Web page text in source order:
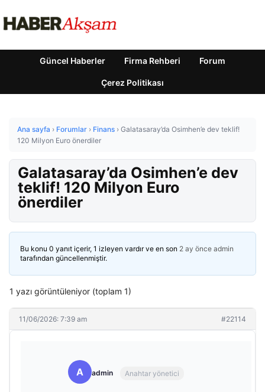
Güncel Haberler Firma Rehberi Forum
Çerez Politikası
Ana sayfa › Forumlar › Finans › Galatasaray’da Osimhen’e dev teklif!
120 Milyon Euro önerdiler
Galatasaray’da Osimhen’e dev
teklif! 120 Milyon Euro
önerdiler
Bu konu 0 yanıt içerir, 1 izleyen vardır ve en son 2 ay önce admin
tarafından güncellenmiştir.
1 yazı görüntüleniyor (toplam 1)
11/06/2026: 7:39 am #22114
A admin Anahtar yönetici